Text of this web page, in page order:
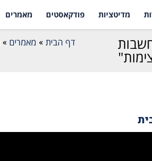
מדיטציות פודקאסטים מאמרים
דף הבית » מאמרים »